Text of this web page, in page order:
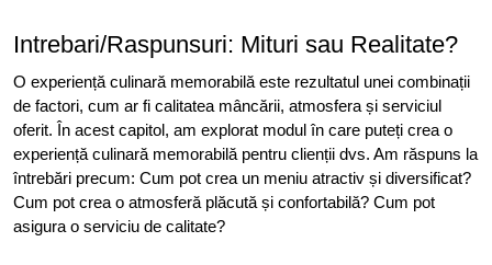
Intrebari/Raspunsuri: Mituri sau Realitate?
O experiență culinară memorabilă este rezultatul unei combinații
de factori, cum ar fi calitatea mâncării, atmosfera și serviciul
oferit. În acest capitol, am explorat modul în care puteți crea o
experiență culinară memorabilă pentru clienții dvs. Am răspuns la
întrebări precum: Cum pot crea un meniu atractiv și diversificat?
Cum pot crea o atmosferă plăcută și confortabilă? Cum pot
asigura o serviciu de calitate?